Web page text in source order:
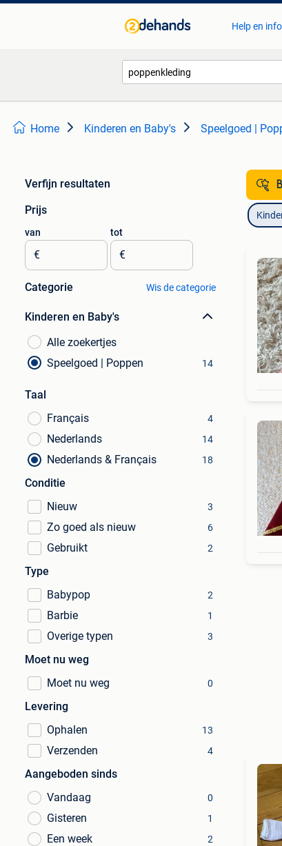
Help en info
Home Kinderen en Baby's Speelgoed |
Verfijn resultaten
Prijs
van
€
tot
€
Categorie Wis de categorie
Kinderen en Baby's
Alle zoekertjes
Speelgoed | Poppen
14
Taal
Français
4
Nederlands 14
Nederlands & Français 18
Conditie
Nieuw
3
Zo goed als nieuw 6
Gebruikt 2
Type
Babypop
2
Barbie 1
Overige typen 3
Moet nu weg
Moet nu weg
0
Levering
Ophalen
13
Verzenden 4
Aangeboden sinds
Vandaag
0
Gisteren 1
Een week 2